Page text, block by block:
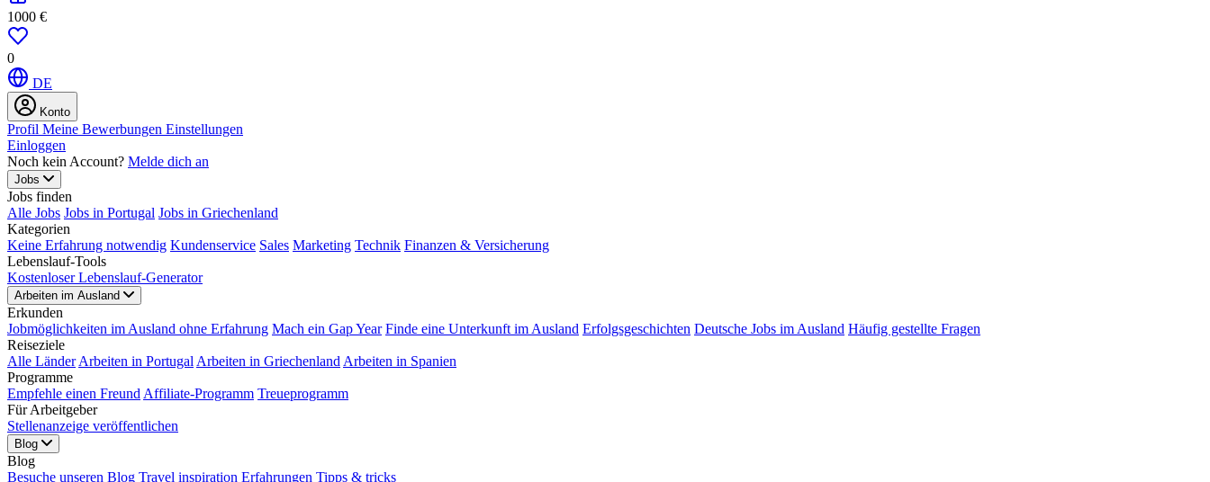
1000 €
0
DE
Konto
Profil Meine Bewerbungen Einstellungen
Einloggen
Noch kein Account? Melde dich an
Jobs
Jobs finden
Alle Jobs Jobs in Portugal Jobs in Griechenland
Kategorien
Keine Erfahrung notwendig Kundenservice Sales Marketing Technik Finanzen & Versicherung
Lebenslauf-Tools
Kostenloser Lebenslauf-Generator
Arbeiten im Ausland
Erkunden
Jobmöglichkeiten im Ausland ohne Erfahrung Mach ein Gap Year Finde eine Unterkunft im Ausland Erfolgsgeschichten Deutsche Jobs im Ausland Häufig gestellte Fragen
Reiseziele
Alle Länder Arbeiten in Portugal Arbeiten in Griechenland Arbeiten in Spanien
Programme
Empfehle einen Freund Affiliate-Programm Treueprogramm
Für Arbeitgeber
Stellenanzeige veröffentlichen
Blog
Blog
Besuche unseren Blog Travel inspiration Erfahrungen Tipps & tricks